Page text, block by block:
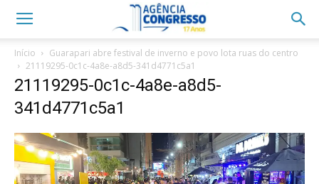
Início
Guarapari abre festival de inverno e povo lota ruas do centro
21119295-0c1c-4a8e-a8d5-341d4771c5a1
21119295-0c1c-4a8e-a8d5-
341d4771c5a1